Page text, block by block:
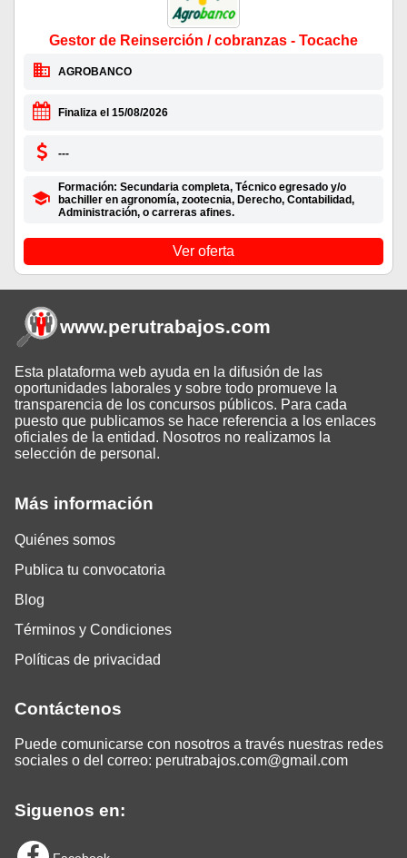
Gestor de Reinserción / cobranzas - Tocache
AGROBANCO
Finaliza el 15/08/2026
---
Formación: Secundaria completa, Técnico egresado y/o
bachiller en agronomía, zootecnia, Derecho, Contabilidad,
Administración, o carreras afines.
Ver oferta
Más información
Quiénes somos
Publica tu convocatoria
Blog
Términos y Condiciones
Políticas de privacidad
Contáctenos
Puede comunicarse con nosotros a través nuestras redes
sociales o del correo: perutrabajos.com@gmail.com
Siguenos en:
www.perutrabajos.com
Esta plataforma web ayuda en la difusión de las
oportunidades laborales y sobre todo promueve la
transparencia de los concursos públicos. Para cada
puesto que publicamos se hace referencia a los enlaces
oficiales de la entidad. Nosotros no realizamos la
selección de personal.